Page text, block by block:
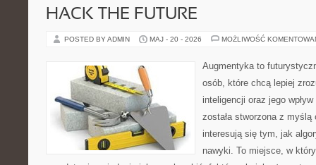
HACK THE FUTURE
POSTED BY ADMIN MAJ - 20 - 2026 MOŻLIWOŚĆ
Augmentyka to
osób, które chcą lepiej
inteligencji oraz jego
została stworzona z
interesują się tym, jak
nawyki. To miejsce, w